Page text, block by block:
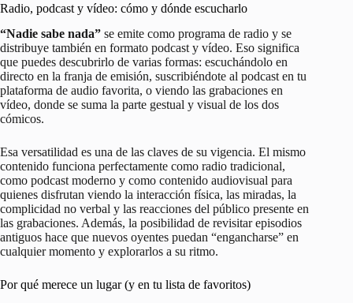
Radio, podcast y vídeo: cómo y dónde escucharlo
“Nadie sabe nada” se emite como programa de radio y se
distribuye también en formato podcast y vídeo. Eso significa
que puedes descubrirlo de varias formas: escuchándolo en
directo en la franja de emisión, suscribiéndote al podcast en tu
plataforma de audio favorita, o viendo las grabaciones en
vídeo, donde se suma la parte gestual y visual de los dos
cómicos.
Esa versatilidad es una de las claves de su vigencia. El mismo
contenido funciona perfectamente como radio tradicional,
como podcast moderno y como contenido audiovisual para
quienes disfrutan viendo la interacción física, las miradas, la
complicidad no verbal y las reacciones del público presente en
las grabaciones. Además, la posibilidad de revisitar episodios
antiguos hace que nuevos oyentes puedan “engancharse” en
cualquier momento y explorarlos a su ritmo.
Por qué merece un lugar (y en tu lista de favoritos)